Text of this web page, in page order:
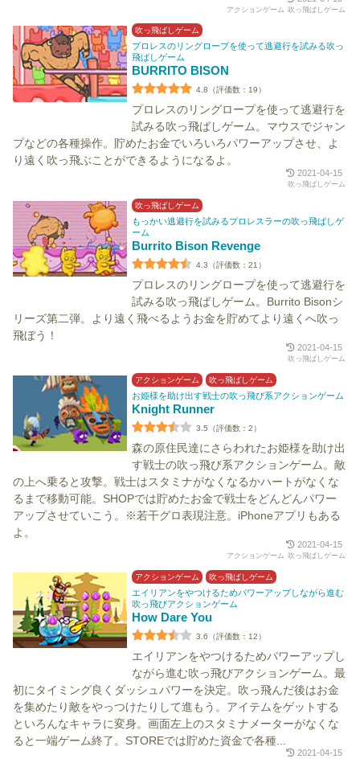
アクションゲーム 吹っ飛ばしゲーム
吹っ飛ばしゲーム
プロレスのリングロープを使って逃避行を試みる吹っ
飛ばしゲーム
BURRITO BISON
4.8（評価数：19）
プロレスのリングロープを使って逃避行を
試みる吹っ飛ばしゲーム。マウスでジャン
プなどの各種操作。貯めたお金でいろいろパワーアップさせ、よ
り遠く吹っ飛ぶことができるようになるよ。
2021-04-15
吹っ飛ばしゲーム
吹っ飛ばしゲーム
もっかい逃避行を試みるプロレスラーの吹っ飛ばしゲ
ーム
Burrito Bison Revenge
4.3（評価数：21）
プロレスのリングロープを使って逃避行を
試みる吹っ飛ばしゲーム。Burrito Bisonシ
リーズ第二弾。より遠く飛べるようお金を貯めてより遠くへ吹っ
飛ぼう！
2021-04-15
吹っ飛ばしゲーム
アクションゲーム 吹っ飛ばしゲーム
お姫様を助け出す戦士の吹っ飛び系アクションゲーム
Knight Runner
3.5（評価数：2）
森の原住民達にさらわれたお姫様を助け出
す戦士の吹っ飛び系アクションゲーム。敵
の上へ乗ると攻撃。戦士はスタミナがなくなるかハートがなくな
るまで移動可能。SHOPでは貯めたお金で戦士をどんどんパワー
アップさせていこう。※若干グロ表現注意。iPhoneアプリもある
よ。
2021-04-15
アクションゲーム 吹っ飛ばしゲーム
アクションゲーム 吹っ飛ばしゲーム
エイリアンをやつけるためパワーアップしながら進む
吹っ飛びアクションゲーム
How Dare You
3.6（評価数：12）
エイリアンをやつけるためパワーアップし
ながら進む吹っ飛びアクションゲーム。最
初にタイミング良くダッシュパワーを決定。吹っ飛んだ後はお金
を集めたり敵をやっつけたりして進もう。アイテムをゲットする
といろんなキャラに変身。画面左上のスタミナメーターがなくな
ると一端ゲーム終了。STOREでは貯めた資金で各種...
2021-04-15